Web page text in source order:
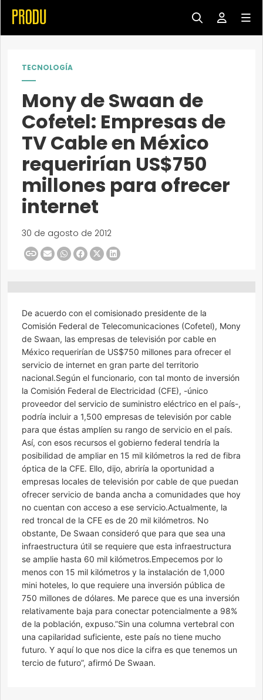
TECNOLOGÍA
Mony de Swaan de
Cofetel: Empresas de
TV Cable en México
requerirían US$750
millones para ofrecer
internet
30 de agosto de 2012
De acuerdo con el comisionado presidente de la
Comisión Federal de Telecomunicaciones (Cofetel), Mony
de Swaan, las empresas de televisión por cable en
México requerirían de US$750 millones para ofrecer el
servicio de internet en gran parte del territorio
nacional.Según el funcionario, con tal monto de inversión
la Comisión Federal de Electricidad (CFE), -único
proveedor del servicio de suministro eléctrico en el país-,
podría incluir a 1,500 empresas de televisión por cable
para que éstas amplíen su rango de servicio en el país.
Así, con esos recursos el gobierno federal tendría la
posibilidad de ampliar en 15 mil kilómetros la red de fibra
óptica de la CFE. Ello, dijo, abriría la oportunidad a
empresas locales de televisión por cable de que puedan
ofrecer servicio de banda ancha a comunidades que hoy
no cuentan con acceso a ese servicio.Actualmente, la
red troncal de la CFE es de 20 mil kilómetros. No
obstante, De Swaan consideró que para que sea una
infraestructura útil se requiere que esta infraestructura
se amplie hasta 60 mil kilómetros.Empecemos por lo
menos con 15 mil kilómetros y la instalación de 1,000
mini hoteles, lo que requiere una inversión pública de
750 millones de dólares. Me parece que es una inversión
relativamente baja para conectar potencialmente a 98%
de la población, expuso.”Sin una columna vertebral con
una capilaridad suficiente, este país no tiene mucho
futuro. Y aquí lo que nos dice la cifra es que tenemos un
tercio de futuro”, afirmó De Swaan.